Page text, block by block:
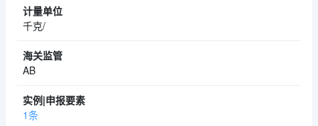
千克/
AB
1条